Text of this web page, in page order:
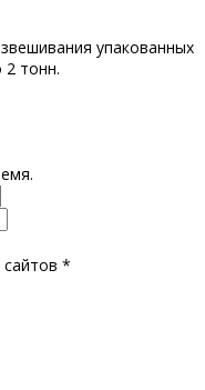
упакованных
2 тонн.
сайтов *